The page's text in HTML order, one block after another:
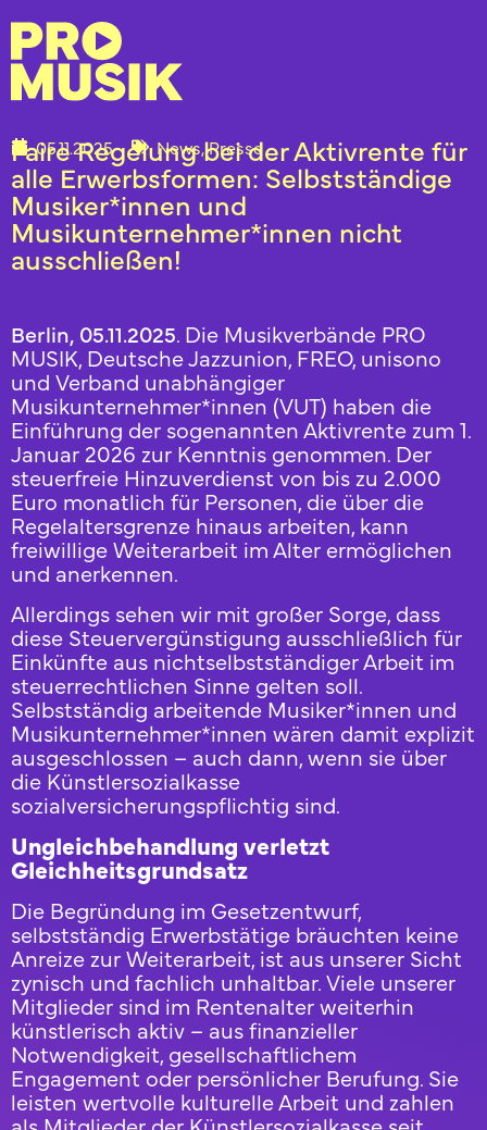
05.11.2025 News,Presse
Faire Regelung bei der Aktivrente für
alle Erwerbsformen: Selbstständige
Musiker*innen und
Musikunternehmer*innen nicht
ausschließen!
Berlin, 05.11.2025. Die Musikverbände PRO
MUSIK, Deutsche Jazzunion, FREO, unisono
und Verband unabhängiger
Musikunternehmer*innen (VUT) haben die
Einführung der sogenannten Aktivrente zum 1.
Januar 2026 zur Kenntnis genommen. Der
steuerfreie Hinzuverdienst von bis zu 2.000
Euro monatlich für Personen, die über die
Regelaltersgrenze hinaus arbeiten, kann
freiwillige Weiterarbeit im Alter ermöglichen
und anerkennen.
Allerdings sehen wir mit großer Sorge, dass
diese Steuervergünstigung ausschließlich für
Einkünfte aus nichtselbstständiger Arbeit im
steuerrechtlichen Sinne gelten soll.
Selbstständig arbeitende Musiker*innen und
Musikunternehmer*innen wären damit explizit
ausgeschlossen – auch dann, wenn sie über
die Künstlersozialkasse
sozialversicherungspflichtig sind.
Ungleichbehandlung verletzt
Gleichheitsgrundsatz
Die Begründung im Gesetzentwurf,
selbstständig Erwerbstätige bräuchten keine
Anreize zur Weiterarbeit, ist aus unserer Sicht
zynisch und fachlich unhaltbar. Viele unserer
Mitglieder sind im Rentenalter weiterhin
künstlerisch aktiv – aus finanzieller
Notwendigkeit, gesellschaftlichem
Engagement oder persönlicher Berufung. Sie
leisten wertvolle kulturelle Arbeit und zahlen